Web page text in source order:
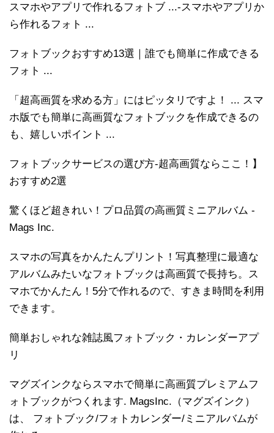
スマホやアプリで作れるフォトブ ...-スマホやアプリか
ら作れるフォト ...
フォトブックおすすめ13選｜誰でも簡単に作成できる
フォト ...
「超高画質を求める方」にはピッタリですよ！ ... スマ
ホ版でも簡単に高画質なフォトブックを作成できるの
も、嬉しいポイント ...
フォトブックサービスの選び方-超高画質ならここ！】
おすすめ2選
驚くほど超きれい！プロ品質の高画質ミニアルバム -
Mags Inc.
スマホの写真をかんたんプリント！写真整理に最適な
アルバムみたいなフォトブックは高画質で長持ち。ス
マホでかんたん！5分で作れるので、すきま時間を利用
できます。
簡単おしゃれな雑誌風フォトブック・カレンダーアプ
リ
マグズインクならスマホで簡単に高画質プレミアムフ
ォトブックがつくれます. MagsInc.（マグズインク）
は、 フォトブック/フォトカレンダー/ミニアルバムが